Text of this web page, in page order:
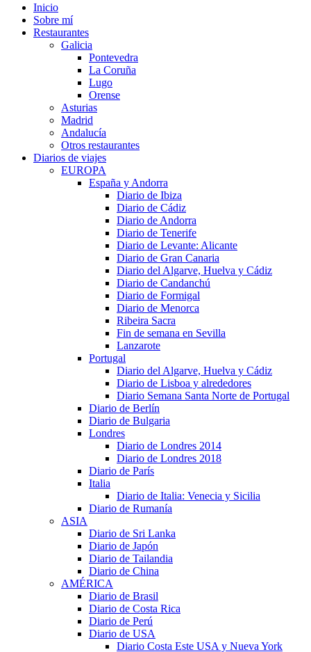
Inicio
Sobre mí
Restaurantes
Galicia
Pontevedra
La Coruña
Lugo
Orense
Asturias
Madrid
Andalucía
Otros restaurantes
Diarios de viajes
EUROPA
España y Andorra
Diario de Ibiza
Diario de Cádiz
Diario de Andorra
Diario de Tenerife
Diario de Levante: Alicante
Diario de Gran Canaria
Diario del Algarve, Huelva y Cádiz
Diario de Candanchú
Diario de Formigal
Diario de Menorca
Ribeira Sacra
Fin de semana en Sevilla
Lanzarote
Portugal
Diario del Algarve, Huelva y Cádiz
Diario de Lisboa y alrededores
Diario Semana Santa Norte de Portugal
Diario de Berlín
Diario de Bulgaria
Londres
Diario de Londres 2014
Diario de Londres 2018
Diario de París
Italia
Diario de Italia: Venecia y Sicilia
Diario de Rumanía
ASIA
Diario de Sri Lanka
Diario de Japón
Diario de Tailandia
Diario de China
AMÉRICA
Diario de Brasil
Diario de Costa Rica
Diario de Perú
Diario de USA
Diario Costa Este USA y Nueva York